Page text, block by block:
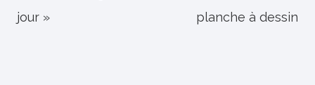
jour »
planche à dessin